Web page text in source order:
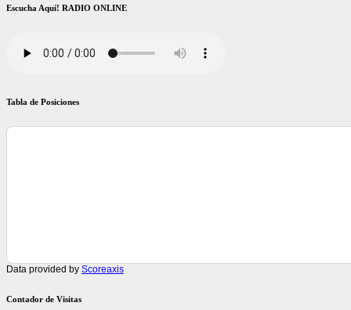
Escucha Aquí! RADIO ONLINE
Tabla de Posiciones
Data provided by Scoreaxis
Contador de Visitas